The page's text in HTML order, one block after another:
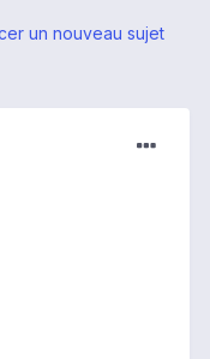
un nouveau sujet